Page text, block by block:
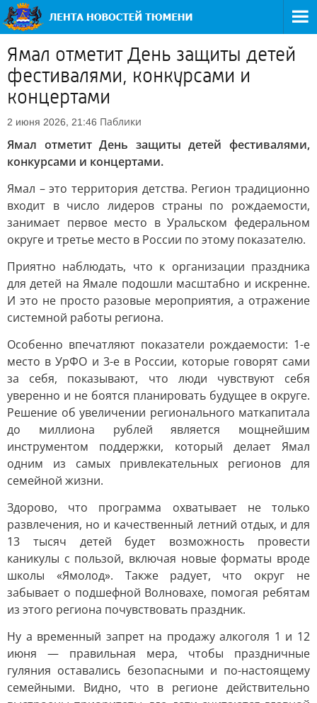
Ямал отметит День защиты детей
фестивалями, конкурсами и
концертами
2 июня 2026, 21:46 Паблики
Ямал отметит День защиты детей фестивалями,
конкурсами и концертами.
Ямал – это территория детства. Регион традиционно
входит в число лидеров страны по рождаемости,
занимает первое место в Уральском федеральном
округе и третье место в России по этому показателю.
Приятно наблюдать, что к организации праздника
для детей на Ямале подошли масштабно и искренне.
И это не просто разовые мероприятия, а отражение
системной работы региона.
Особенно впечатляют показатели рождаемости: 1-е
место в УрФО и 3-е в России, которые говорят сами
за себя, показывают, что люди чувствуют себя
уверенно и не боятся планировать будущее в округе.
Решение об увеличении регионального маткапитала
до миллиона рублей является мощнейшим
инструментом поддержки, который делает Ямал
одним из самых привлекательных регионов для
семейной жизни.
Здорово, что программа охватывает не только
развлечения, но и качественный летний отдых, и для
13 тысяч детей будет возможность провести
каникулы с пользой, включая новые форматы вроде
школы «Ямолод». Также радует, что округ не
забывает о подшефной Волновахе, помогая ребятам
из этого региона почувствовать праздник.
Ну а временный запрет на продажу алкоголя 1 и 12
июня — правильная мера, чтобы праздничные
гуляния оставались безопасными и по-настоящему
семейными. Видно, что в регионе действительно